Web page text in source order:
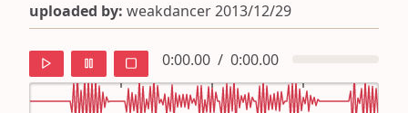
uploaded by: weakdancer 2013/12/29
0:00.00 / 0:00.00